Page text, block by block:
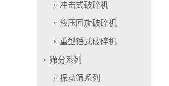
冲击式破碎机
液压回旋破碎机
重型锤式破碎机
筛分系列
振动筛系列